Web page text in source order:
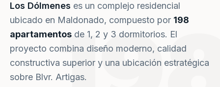
Los Dólmenes es un complejo residencial
ubicado en Maldonado, compuesto por 198
apartamentos de 1, 2 y 3 dormitorios. El
proyecto combina diseño moderno, calidad
constructiva superior y una ubicación estratégica
sobre Blvr. Artigas.